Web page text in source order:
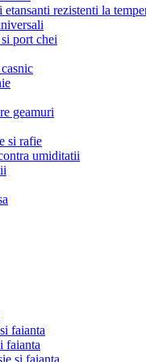
etansanti rezistenti la
port chei
geamuri
si rafie
umiditatii
faianta
faianta
si faianta